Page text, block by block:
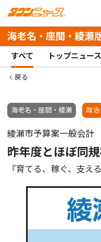
海老名・座間・綾瀬
すべて トップニュース
戻る
海老名・座間・綾瀬 政治
綾瀬市予算案一般会計
昨年度とほぼ同
『育てる、稼ぐ、支え